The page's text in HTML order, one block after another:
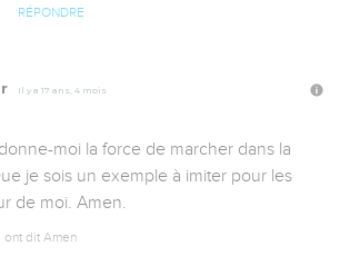
RÉPONDRE
Il y a 17 ans, 4 mois
moi la force de marcher dans la
je sois un exemple à imiter pour les
de moi. Amen.
dit Amen